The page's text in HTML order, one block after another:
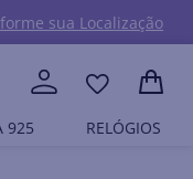
sua Localização
925 RELÓGIOS